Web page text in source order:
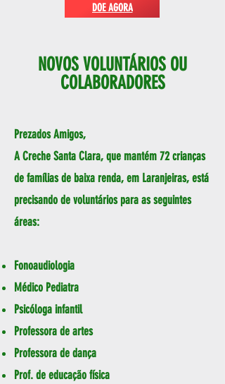
DOE AGORA
NOVOS VOLUNTÁRIOS OU
COLABORADORES
Prezados Amigos,
A Creche Santa Clara, que mantém 72 crianças
de famílias de baixa renda, em Laranjeiras, está
precisando de voluntários para as seguintes
áreas:
Fonoaudiologia
Médico Pediatra
Psicóloga infantil
Professora de artes
Professora de dança
Prof. de educação física